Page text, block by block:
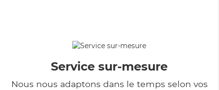
Service sur-mesure
Nous nous adaptons dans le temps selon vos